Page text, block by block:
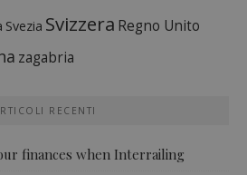
Svezia Svizzera Regno Unito
zagabria
RECENTI
finances when Interrailing